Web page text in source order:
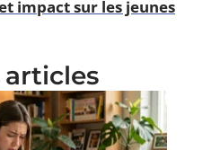
impact sur les jeunes